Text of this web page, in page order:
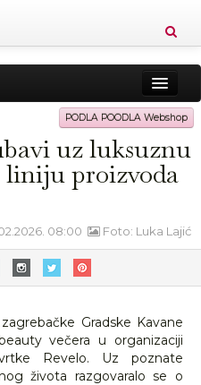
Zdravlje Vitkost
Putovanja Recepti
Cool
PODLA POODLA Webshop
uz luksuznu
liniju proizvoda
08:00 Foto: Luka Lajić
Gradske Kavane
večera u organizaciji
Revelo. Uz poznate
života razgovaralo se o